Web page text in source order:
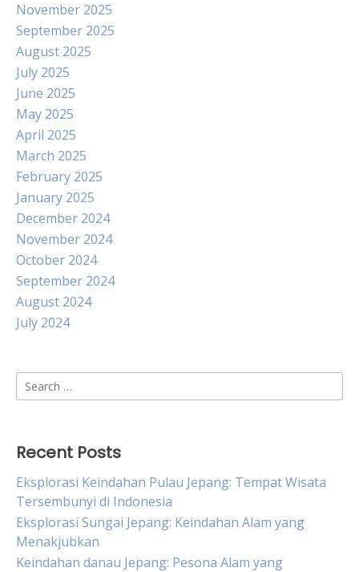
November 2025
September 2025
August 2025
July 2025
June 2025
May 2025
April 2025
March 2025
February 2025
January 2025
December 2024
November 2024
October 2024
September 2024
August 2024
July 2024
Search
for:
Recent Posts
Eksplorasi Keindahan Pulau Jepang: Tempat Wisata
Tersembunyi di Indonesia
Eksplorasi Sungai Jepang: Keindahan Alam yang
Menakjubkan
Keindahan danau Jepang: Pesona Alam yang